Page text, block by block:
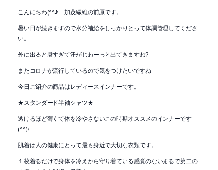
こんにちわ(^^♪ 加茂繊維の前原です。
暑い日が続きますので水分補給をしっかりとって体調管理してくださ
い。
外に出ると暑すぎて汗がじわーっと出てきますね?
またコロナが流行しているので気をつけたいですね
今日ご紹介の商品はレディースインナーです。
★スタンダード半袖シャツ★
透けるほど薄くて体を冷やさないこの時期オススメのインナーです
(^^)/
肌着は人の健康にとって最も身近で大切な衣類です。
１枚着るだけで身体を冷えから守り着ている感覚のないまるで第二の